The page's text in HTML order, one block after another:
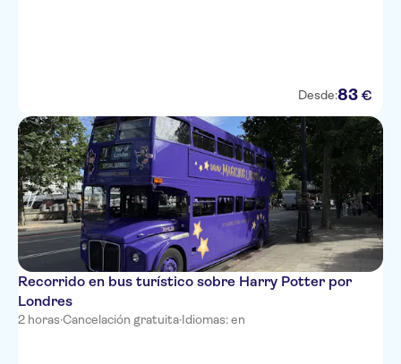
Desde:83 €
Recorrido en bus turístico sobre Harry Potter por
Londres
2 horas·Cancelación gratuita·Idiomas: en